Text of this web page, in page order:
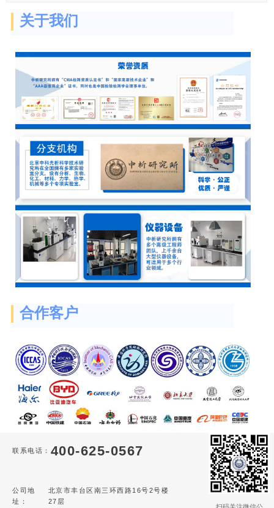
关于我们
合作客户
联系电话： 400-625-0567
公司地
址：
北京市丰台区南三环西路16号2号楼
27层